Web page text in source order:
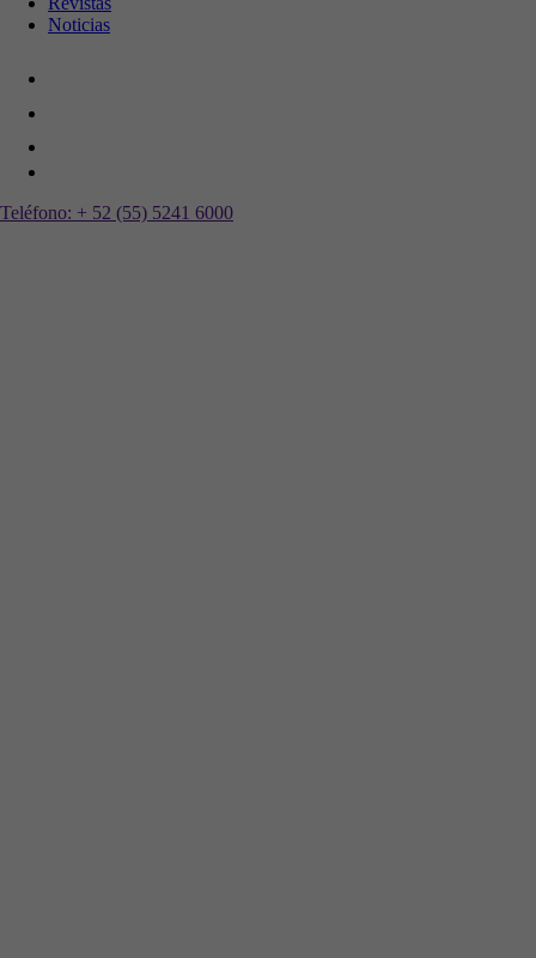
Noticias
Teléfono: + 52 (55) 5241 6000